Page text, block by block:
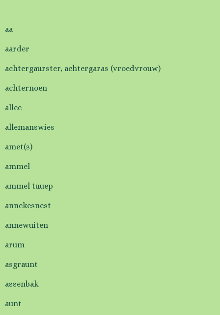
aa
aarder
achtergaurster, achtergaras (vroedvrouw)
achternoen
allee
allemanswies
amet(s)
ammel
ammel tuuep
annekesnest
annewuiten
arum
asgraunt
assenbak
aunt